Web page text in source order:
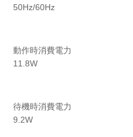
50Hz/60Hz
動作時消費電力
11.8W
待機時消費電力
9.2W